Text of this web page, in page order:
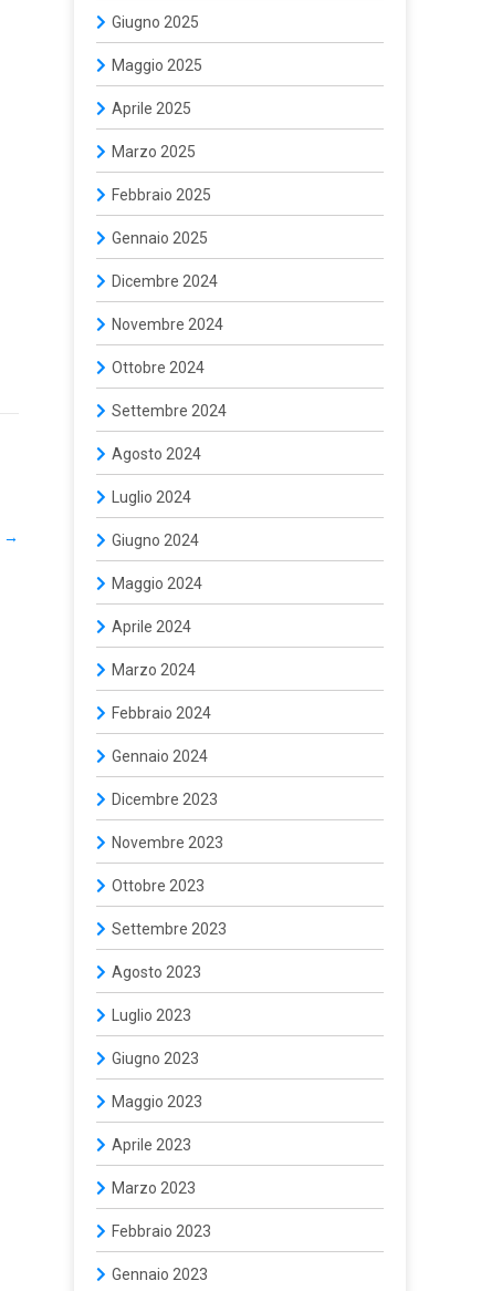
→
Giugno 2025
Maggio 2025
Aprile 2025
Marzo 2025
Febbraio 2025
Gennaio 2025
Dicembre 2024
Novembre 2024
Ottobre 2024
Settembre 2024
Agosto 2024
Luglio 2024
Giugno 2024
Maggio 2024
Aprile 2024
Marzo 2024
Febbraio 2024
Gennaio 2024
Dicembre 2023
Novembre 2023
Ottobre 2023
Settembre 2023
Agosto 2023
Luglio 2023
Giugno 2023
Maggio 2023
Aprile 2023
Marzo 2023
Febbraio 2023
Gennaio 2023